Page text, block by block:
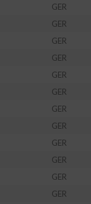
GER
GER
GER
GER
GER
GER
GER
GER
GER
GER
GER
GER